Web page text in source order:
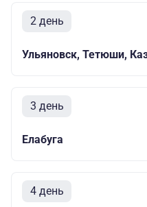
2 день
Ульяновск, Тетюши,
3 день
Елабуга
4 день